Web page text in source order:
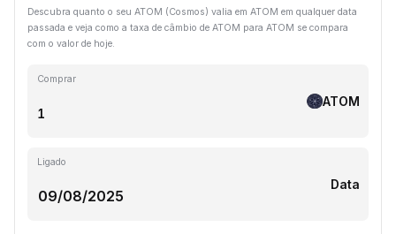
Descubra quanto o seu ATOM (Cosmos) valia em ATOM em qualquer data
passada e veja como a taxa de câmbio de ATOM para ATOM se compara
com o valor de hoje.
Comprar
ATOM
Ligado
Data